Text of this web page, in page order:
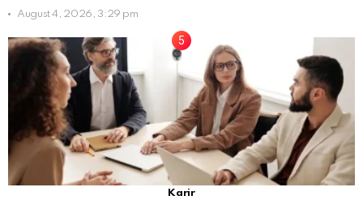
August 4, 2026, 3:29 pm
Karir